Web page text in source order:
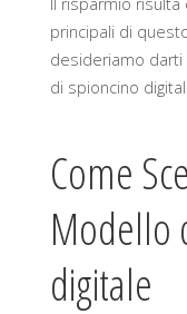
principali di
desideriamo darti
di spioncino
Come
Modello
digitale